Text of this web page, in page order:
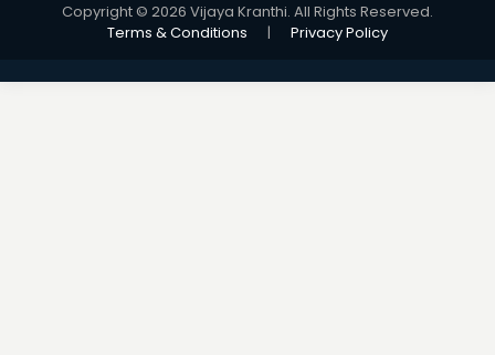
Copyright © 2026 Vijaya Kranthi. All Rights Reserved.
Terms & Conditions
| Privacy Policy